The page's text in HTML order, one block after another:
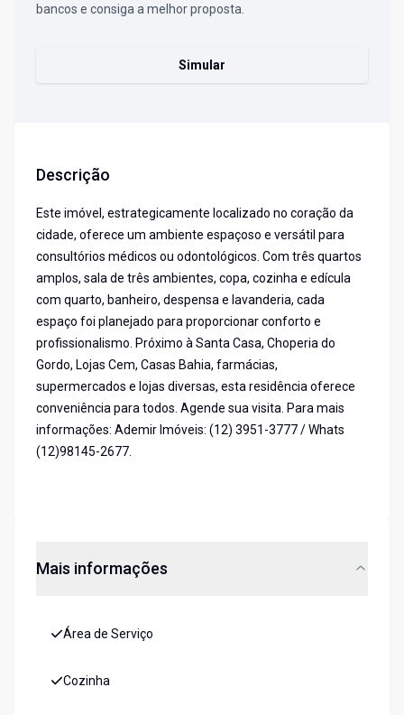
bancos e consiga a melhor proposta.
Simular
Descrição
Este imóvel, estrategicamente localizado no coração da
cidade, oferece um ambiente espaçoso e versátil para
consultórios médicos ou odontológicos. Com três quartos
amplos, sala de três ambientes, copa, cozinha e edícula
com quarto, banheiro, despensa e lavanderia, cada
espaço foi planejado para proporcionar conforto e
profissionalismo. Próximo à Santa Casa, Choperia do
Gordo, Lojas Cem, Casas Bahia, farmácias,
supermercados e lojas diversas, esta residência oferece
conveniência para todos. Agende sua visita. Para mais
informações: Ademir Imóveis: (12) 3951-3777 / Whats
(12)98145-2677.
Mais informações
Área de Serviço
Cozinha